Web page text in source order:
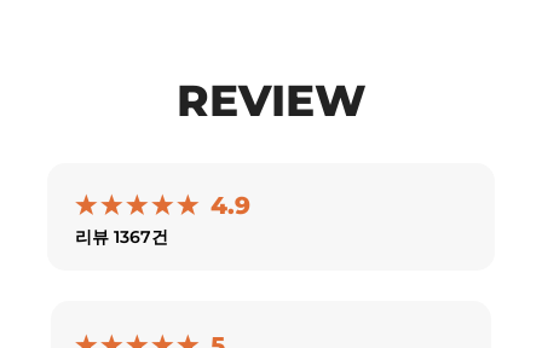
REVIEW
4.9
리뷰 1367건